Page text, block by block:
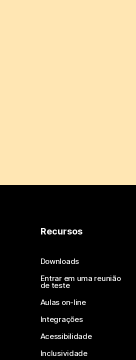
Recursos
Downloads
Entrar em uma reunião
de teste
Aulas on-line
Integrações
Acessibilidade
Inclusividade